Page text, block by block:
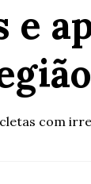
e
com